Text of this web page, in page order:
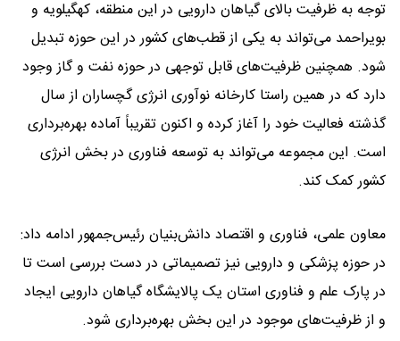
توجه به ظرفیت بالای گیاهان دارویی در این منطقه، کهگیلویه و
بویراحمد می‌تواند به یکی از قطب‌های کشور در این حوزه تبدیل
شود. همچنین ظرفیت‌های قابل توجهی در حوزه نفت و گاز وجود
دارد که در همین راستا کارخانه نوآوری انرژی گچساران از سال
گذشته فعالیت خود را آغاز کرده و اکنون تقریباً آماده بهره‌برداری
است. این مجموعه می‌تواند به توسعه فناوری در بخش انرژی
کشور کمک کند.
معاون علمی، فناوری و اقتصاد دانش‌بنیان رئیس‌جمهور ادامه داد:
در حوزه پزشکی و دارویی نیز تصمیماتی در دست بررسی است تا
در پارک علم و فناوری استان یک پالایشگاه گیاهان دارویی ایجاد
و از ظرفیت‌های موجود در این بخش بهره‌برداری شود.